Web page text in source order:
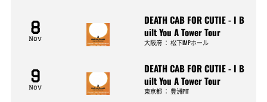
8
Nov
DEATH CAB FOR CUTIE - I B
uilt You A Tower Tour
大阪府 ：松下IMPホール
9
Nov
DEATH CAB FOR CUTIE - I B
uilt You A Tower Tour
東京都 ：豊洲PIT